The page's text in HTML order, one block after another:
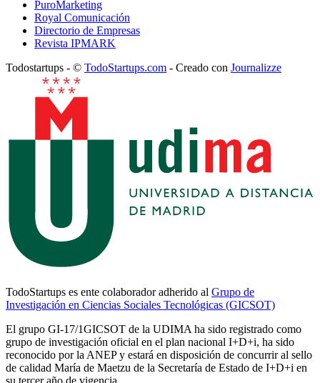
PuroMarketing
Royal Comunicación
Directorio de Empresas
Revista IPMARK
Todostartups - © TodoStartups.com - Creado con Journalizze
TodoStartups es ente colaborador adherido al Grupo de
Investigación en Ciencias Sociales Tecnológicas (GICSOT)
El grupo GI-17/1GICSOT de la UDIMA ha sido registrado como
grupo de investigación oficial en el plan nacional I+D+i, ha sido
reconocido por la ANEP y estará en disposición de concurrir al sello
de calidad María de Maetzu de la Secretaría de Estado de I+D+i en
su tercer año de vigencia.